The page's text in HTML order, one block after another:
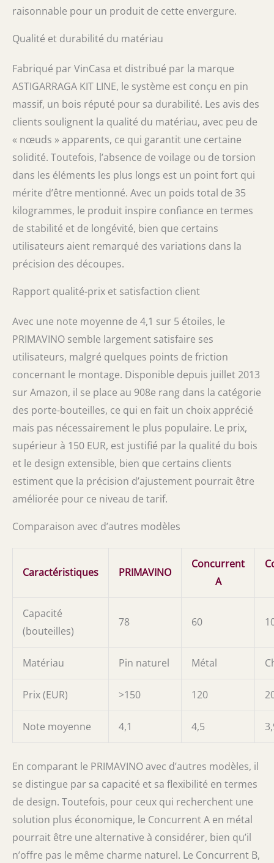
raisonnable pour un produit de cette envergure.
Qualité et durabilité du matériau
Fabriqué par VinCasa et distribué par la marque
ASTIGARRAGA KIT LINE, le système est conçu en pin
massif, un bois réputé pour sa durabilité. Les avis des
clients soulignent la qualité du matériau, avec peu de
« nœuds » apparents, ce qui garantit une certaine
solidité. Toutefois, l’absence de voilage ou de torsion
dans les éléments les plus longs est un point fort qui
mérite d’être mentionné. Avec un poids total de 35
kilogrammes, le produit inspire confiance en termes
de stabilité et de longévité, bien que certains
utilisateurs aient remarqué des variations dans la
précision des découpes.
Rapport qualité-prix et satisfaction client
Avec une note moyenne de 4,1 sur 5 étoiles, le
PRIMAVINO semble largement satisfaire ses
utilisateurs, malgré quelques points de friction
concernant le montage. Disponible depuis juillet 2013
sur Amazon, il se place au 908e rang dans la catégorie
des porte-bouteilles, ce qui en fait un choix apprécié
mais pas nécessairement le plus populaire. Le prix,
supérieur à 150 EUR, est justifié par la qualité du bois
et le design extensible, bien que certains clients
estiment que la précision d’ajustement pourrait être
améliorée pour ce niveau de tarif.
Comparaison avec d’autres modèles
Caractéristiques PRIMAVINO
Concurrent
A
Capacité
(bouteilles)
78 60
Matériau Pin naturel Métal
Prix (EUR) >150 120
Note moyenne 4,1 4,5
En comparant le PRIMAVINO avec d’autres modèles, il
se distingue par sa capacité et sa flexibilité en termes
de design. Toutefois, pour ceux qui recherchent une
solution plus économique, le Concurrent A en métal
pourrait être une alternative à considérer, bien qu’il
n’offre pas le même charme naturel. Le Concurrent B,